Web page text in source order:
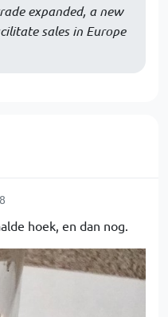
expanded, a new
sales in Europe
hoek, en dan nog.